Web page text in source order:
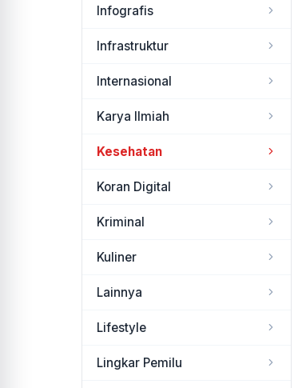
Infografis
Infrastruktur
Internasional
Karya Ilmiah
Kesehatan
Koran Digital
Kriminal
Kuliner
Lainnya
Lifestyle
Lingkar Pemilu